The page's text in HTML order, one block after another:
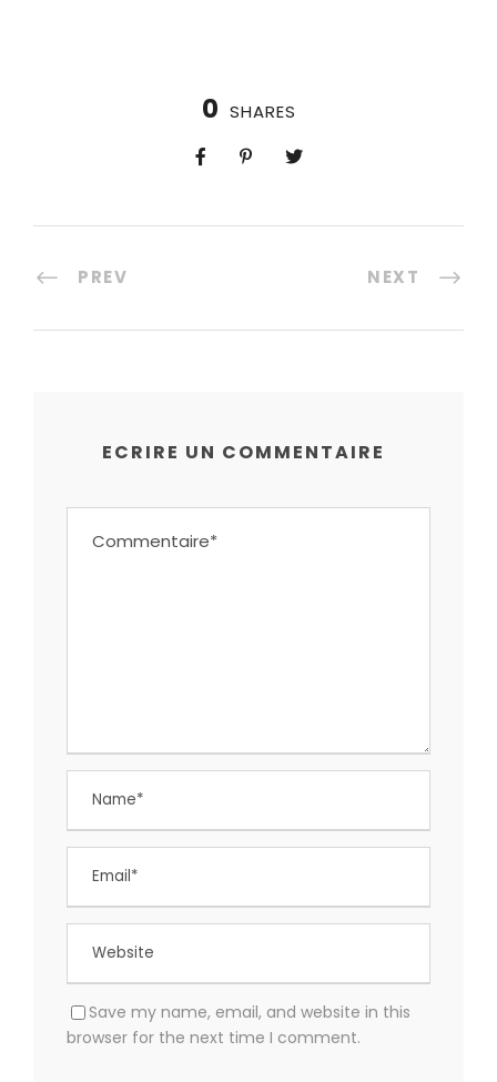
0 SHARES
PREV NEXT
ECRIRE UN COMMENTAIRE
Save my name, email, and website in this
browser for the next time I comment.